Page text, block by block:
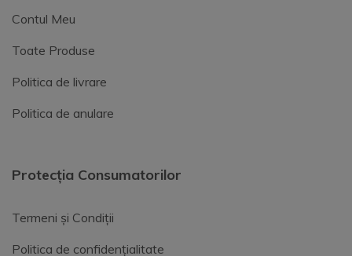
Contul Meu
Toate Produse
Politica de livrare
Politica de anulare
Protecția Consumatorilor
Termeni și Condiții
Politica de confidențialitate